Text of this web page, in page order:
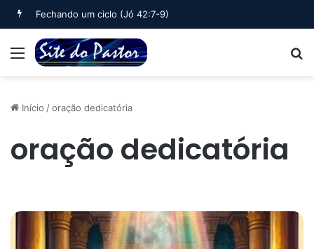
Fechando um ciclo (Jó 42:7-9)
Menu
Início /oração dedicatória
oração dedicatória